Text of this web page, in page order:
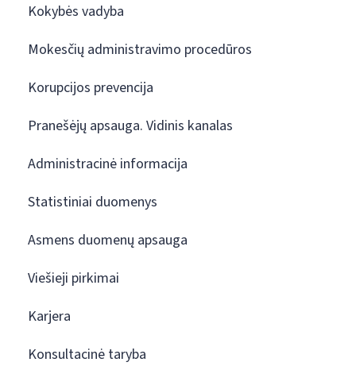
Kokybės vadyba
Mokesčių administravimo procedūros
Korupcijos prevencija
Pranešėjų apsauga. Vidinis kanalas
Administracinė informacija
Statistiniai duomenys
Asmens duomenų apsauga
Viešieji pirkimai
Karjera
Konsultacinė taryba